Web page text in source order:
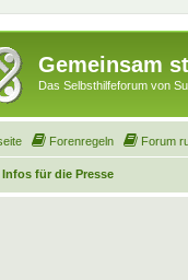
Gemeinsam
Das Selbsthilfeforum von
Forenregeln Forum
Infos für die Presse